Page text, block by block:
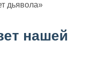
дьявола»
нашей